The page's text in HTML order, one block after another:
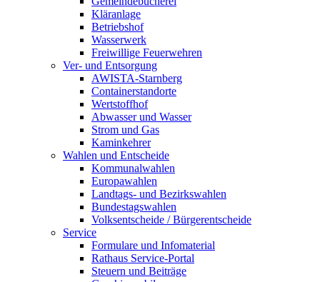
Kläranlage
Betriebshof
Wasserwerk
Freiwillige Feuerwehren
Ver- und Entsorgung
AWISTA-Starnberg
Containerstandorte
Wertstoffhof
Abwasser und Wasser
Strom und Gas
Kaminkehrer
Wahlen und Entscheide
Kommunalwahlen
Europawahlen
Landtags- und Bezirkswahlen
Bundestagswahlen
Volksentscheide / Bürgerentscheide
Service
Formulare und Infomaterial
Rathaus Service-Portal
Steuern und Beiträge